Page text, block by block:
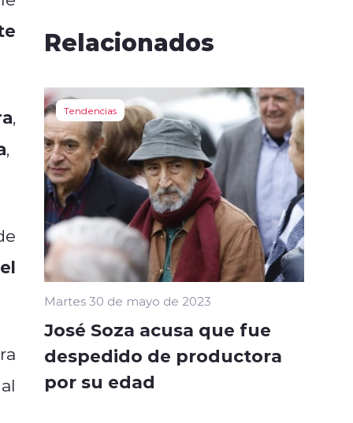
,
,
Relacionados
Tendencias
Martes 30 de mayo de 2023
José Soza acusa que fue
despedido de productora
por su edad